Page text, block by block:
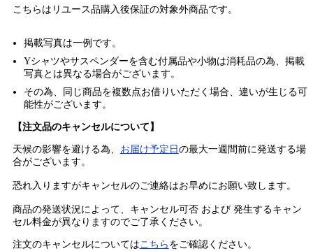
こちらはリユース品購入後保証の対象外商品です。
掲載写真は一例です。
Yシャツやサスペンダーを含む付属品や小物は消耗品の為、掲載
写真とは異なる場合がございます。
その為、同じ商品を複数点お借りいただく場合、違いが生じる可
能性がございます。
【注文品のキャンセルについて】
天候の影響を避ける為、 お届け予定日 の最大一週間前に発送する場
合がございます。
恐れ入りますがキャンセルのご連絡はお早めにお願い致します。
商品の発送状況によって、キャンセル可否 および 発生するキャン
セル料金が異なりますのでご了承ください。
注文のキャンセルについてはこちら をご確認ください。